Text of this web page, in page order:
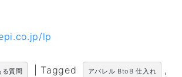
lp
る質問 Tagged アパレル BtoB 仕入れ ,